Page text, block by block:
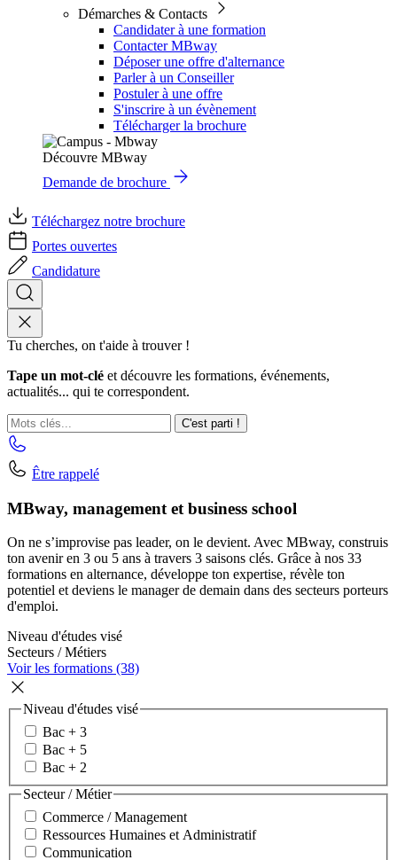
Démarches & Contacts
Candidater à une formation
Contacter MBway
Déposer une offre d'alternance
Parler à un Conseiller
Postuler à une offre
S'inscrire à un évènement
Télécharger la brochure
Découvre MBway
Demande de brochure
Téléchargez notre brochure
Portes ouvertes
Candidature
Tu cherches, on t'aide à trouver !
Tape un mot-clé et découvre les formations, événements,
actualités... qui te correspondent.
C'est parti !
Être rappelé
MBway, management et business school
On ne s’improvise pas leader, on le devient. Avec MBway, construis
ton avenir en 3 ou 5 ans à travers 3 saisons clés. Grâce à nos 33
formations en alternance, développe ton expertise, révèle ton
potentiel et deviens le manager de demain dans des secteurs porteurs
d'emploi.
Niveau d'études visé
Secteurs / Métiers
Voir les formations (38)
Niveau d'études visé
Bac + 3
Bac + 5
Bac + 2
Secteur / Métier
Commerce / Management
Ressources Humaines et Administratif
Communication